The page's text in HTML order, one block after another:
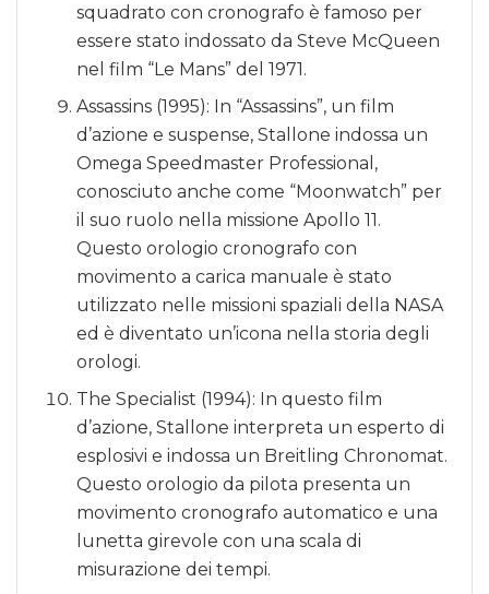
squadrato con cronografo è famoso per
essere stato indossato da Steve McQueen
nel film “Le Mans” del 1971.
Assassins (1995): In “Assassins”, un film
d’azione e suspense, Stallone indossa un
Omega Speedmaster Professional,
conosciuto anche come “Moonwatch” per
il suo ruolo nella missione Apollo 11.
Questo orologio cronografo con
movimento a carica manuale è stato
utilizzato nelle missioni spaziali della NASA
ed è diventato un’icona nella storia degli
orologi.
The Specialist (1994): In questo film
d’azione, Stallone interpreta un esperto di
esplosivi e indossa un Breitling Chronomat.
Questo orologio da pilota presenta un
movimento cronografo automatico e una
lunetta girevole con una scala di
misurazione dei tempi.